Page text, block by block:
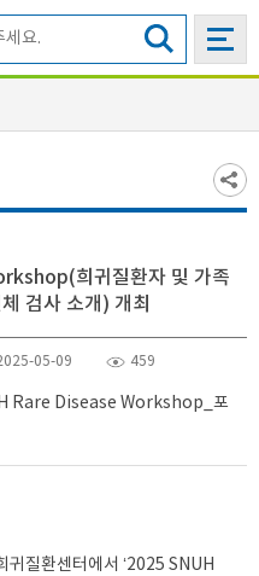
희귀질환자 및 가족
검사 소개) 개최
Rare Disease Workshop_포
05-09 459
질환센터에서 ‘2025 SNUH